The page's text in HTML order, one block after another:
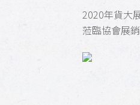
2020年貨大
蒞臨協會展